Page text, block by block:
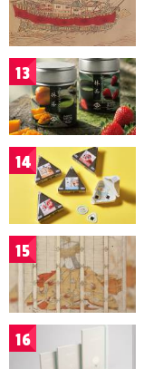
13
14
15
16